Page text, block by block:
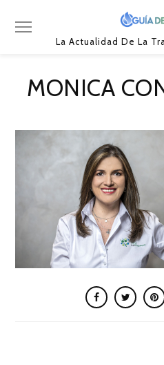
La Actualidad De La
MONICA